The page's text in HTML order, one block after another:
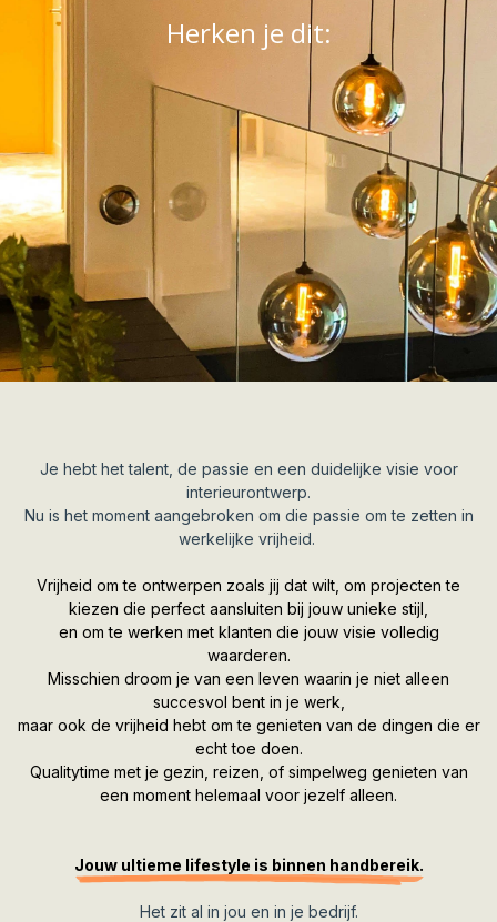
Herken je dit:
Je hebt het talent, de passie en een duidelijke visie voor
interieurontwerp.
Nu is het moment aangebroken om die passie om te zetten in
werkelijke vrijheid.
Vrijheid om te ontwerpen zoals jij dat wilt, om projecten te
kiezen die perfect aansluiten bij jouw unieke stijl,
en om te werken met klanten die jouw visie volledig
waarderen.
Misschien droom je van een leven waarin je niet alleen
succesvol bent in je werk,
maar ook de vrijheid hebt om te genieten van de dingen die er
echt toe doen.
Qualitytime met je gezin, reizen, of simpelweg genieten van
een moment helemaal voor jezelf alleen.
Jouw ultieme lifestyle is binnen handbereik.
Het zit al in jou en in je bedrijf.